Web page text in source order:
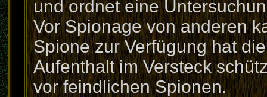
und ordnet eine
Vor Spionage von anderen
Spione zur Verfügung hat
Aufenthalt im Versteck
vor feindlichen Spionen.